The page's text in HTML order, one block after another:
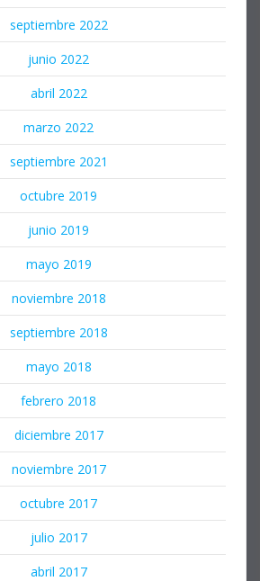
septiembre 2022
junio 2022
abril 2022
marzo 2022
septiembre 2021
octubre 2019
junio 2019
mayo 2019
noviembre 2018
septiembre 2018
mayo 2018
febrero 2018
diciembre 2017
noviembre 2017
octubre 2017
julio 2017
abril 2017